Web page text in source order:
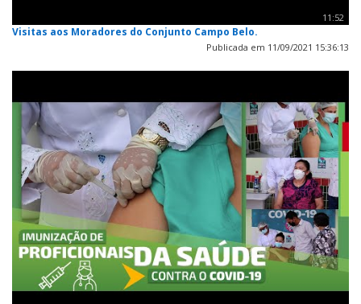
11:52
Visitas aos Moradores do Conjunto Campo Belo.
Publicada em 11/09/2021 15:36:13